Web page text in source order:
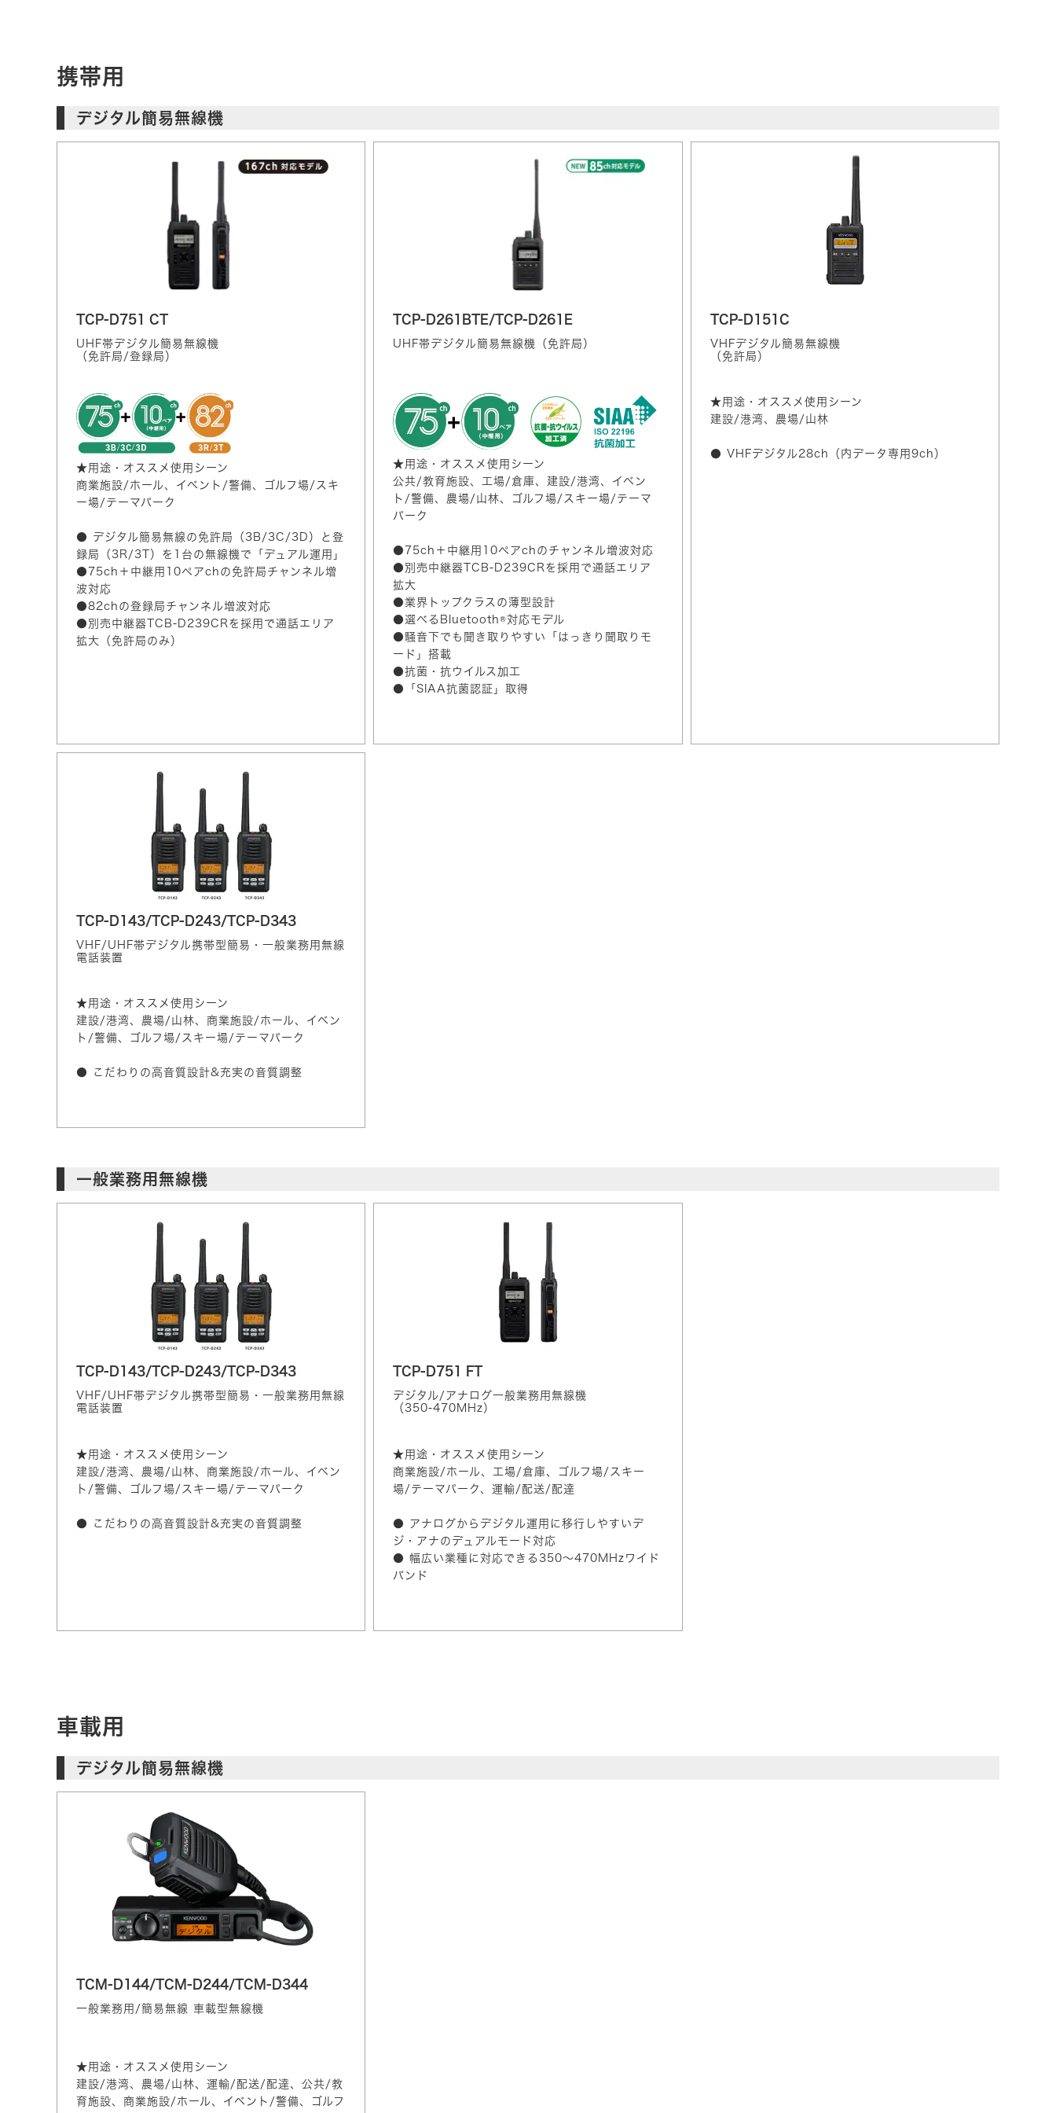
携帯用
デジタル簡易無線機
TCP-D751 CT
UHF帯デジタル簡易無線機
（免許局/登録局）
★用途・オススメ使用シーン
商業施設/ホール、イベント/警備、ゴルフ場/スキ
ー場/テーマパーク
● デジタル簡易無線の免許局（3B/3C/3D）と登
録局（3R/3T）を1台の無線機で「デュアル運用」
●75ch＋中継用10ペアchの免許局チャンネル増
波対応
●82chの登録局チャンネル増波対応
●別売中継器TCB-D239CRを採用で通話エリア
拡大（免許局のみ）
TCP-D261BTE/TCP-D261E
UHF帯デジタル簡易無線機（免許局）
★用途・オススメ使用シーン
公共/教育施設、工場/倉庫、建設/港湾、イベン
ト/警備、農場/山林、ゴルフ場/スキー場/テーマ
パーク
●75ch＋中継用10ペアchのチャンネル増波対応
●別売中継器TCB-D239CRを採用で通話エリア
拡大
●業界トップクラスの薄型設計
●選べるBluetooth®対応モデル
●騒音下でも聞き取りやすい「はっきり聞取りモ
ード」搭載
●抗菌・抗ウイルス加工
●「SIAA抗菌認証」取得
TCP-D151C
VHFデジタル簡易無線機
（免許局）
★用途・オススメ使用シーン
建設/港湾、農場/山林
● VHFデジタル28ch（内データ専用9ch）
TCP-D143/TCP-D243/TCP-D343
VHF/UHF帯デジタル携帯型簡易・一般業務用無線
電話装置
★用途・オススメ使用シーン
建設/港湾、農場/山林、商業施設/ホール、イベン
ト/警備、ゴルフ場/スキー場/テーマパーク
● こだわりの高音質設計&充実の音質調整
一般業務用無線機
TCP-D143/TCP-D243/TCP-D343
VHF/UHF帯デジタル携帯型簡易・一般業務用無線
電話装置
★用途・オススメ使用シーン
建設/港湾、農場/山林、商業施設/ホール、イベン
ト/警備、ゴルフ場/スキー場/テーマパーク
● こだわりの高音質設計&充実の音質調整
TCP-D751 FT
デジタル/アナログ一般業務用無線機
（350-470MHz）
★用途・オススメ使用シーン
商業施設/ホール、工場/倉庫、ゴルフ場/スキー
場/テーマパーク、運輸/配送/配達
● アナログからデジタル運用に移行しやすいデ
ジ・アナのデュアルモード対応
● 幅広い業種に対応できる350～470MHzワイド
バンド
車載用
デジタル簡易無線機
TCM-D144/TCM-D244/TCM-D344
一般業務用/簡易無線 車載型無線機
★用途・オススメ使用シーン
建設/港湾、農場/山林、運輸/配送/配達、公共/教
育施設、商業施設/ホール、イベント/警備、ゴルフ